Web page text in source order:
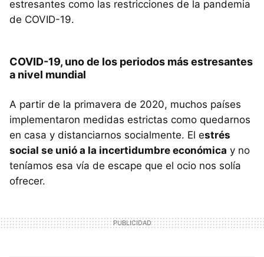
estresantes como las restricciones de la pandemia
de COVID-19.
COVID-19, uno de los periodos más estresantes
a nivel mundial
A partir de la primavera de 2020, muchos países
implementaron medidas estrictas como quedarnos
en casa y distanciarnos socialmente. El estrés
social se unió a la incertidumbre económica y no
teníamos esa vía de escape que el ocio nos solía
ofrecer.